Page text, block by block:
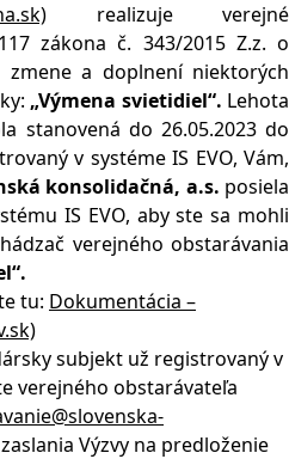
realizuje verejné
zákona č. 343/2015 Z.z. o
a doplnení niektorých
„Výmena svietidiel“. Lehota
stanovená do 26.05.2023 do
v systéme IS EVO, Vám,
konsolidačná, a.s. posiela
IS EVO, aby ste sa mohli
verejného obstarávania
tu: Dokumentácia –
subjekt už registrovaný v
verejného obstarávateľa
Výzvy na predloženie